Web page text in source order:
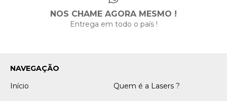
NOS CHAME AGORA MESMO !
Entrega em todo o país !
NAVEGAÇÃO
Início
Quem é a Lasers ?